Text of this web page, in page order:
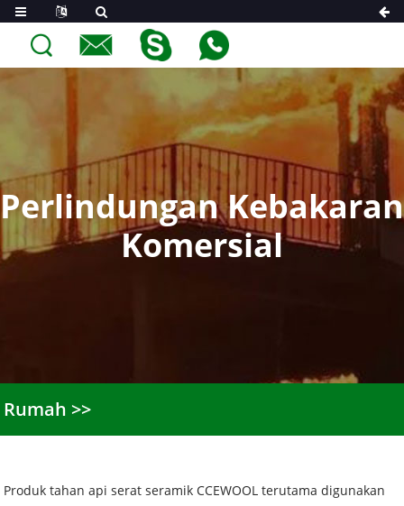
Perlindungan Kebakaran
Komersial
Rumah
Produk tahan api serat seramik CCEWOOL terutama digunakan